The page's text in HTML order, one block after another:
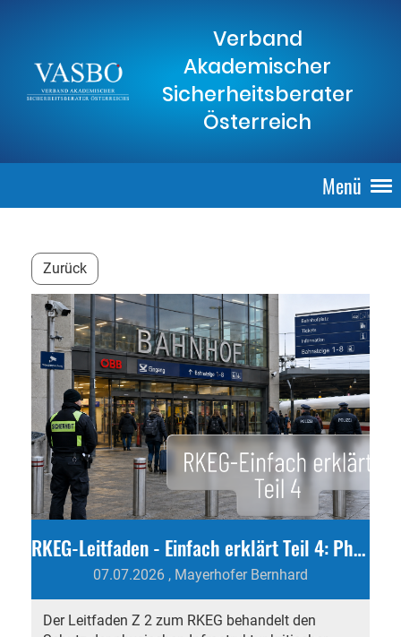
Verband
Akademischer
Sicherheitsberater
Österreich
Menü
Zurück
RKEG-Leitfaden - Einfach erklärt Teil 4: Physischer Schutz
07.07.2026 , Mayerhofer Bernhard
Der Leitfaden Z 2 zum RKEG behandelt den